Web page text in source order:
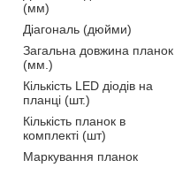
(мм)
Діагональ (дюйми)
Загальна довжина планок
(мм.)
Кількість LED діодів на
планці (шт.)
Кількість планок в
комплекті (шт)
Маркування планок